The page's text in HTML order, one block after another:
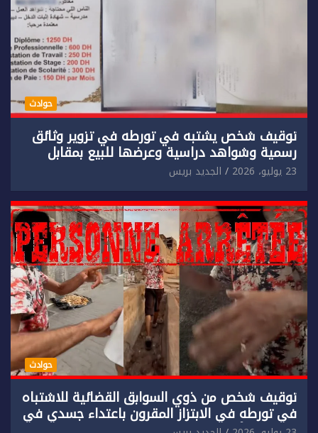
حوادث
توقيف شخص يشتبه في تورطه في تزوير وثائق
رسمية وشواهد دراسية وعرضها للبيع بمقابل
مادي.
23 يوليو، 2026 الجديد بريس
حوادث
توقيف شخص من ذوي السوابق القضائية للاشتباه
في تورطه في الابتزاز المقرون باعتداء جسدي في